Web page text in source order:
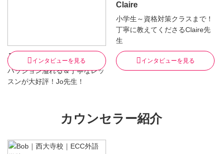
Jo
パッション溢れる＆丁寧なレッ
スンが大好評！Jo先生！
インタビューを見る
Claire
小学生～資格対策クラスまで！
丁寧に教えてくださるClaire先
生
インタビューを見る
カウンセラー紹介